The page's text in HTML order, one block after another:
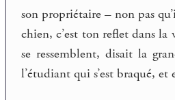
son propriétaire – non pas
chien, c’est ton reflet dans la
se ressemblent, disait la
l’étudiant qui s’est braqué,